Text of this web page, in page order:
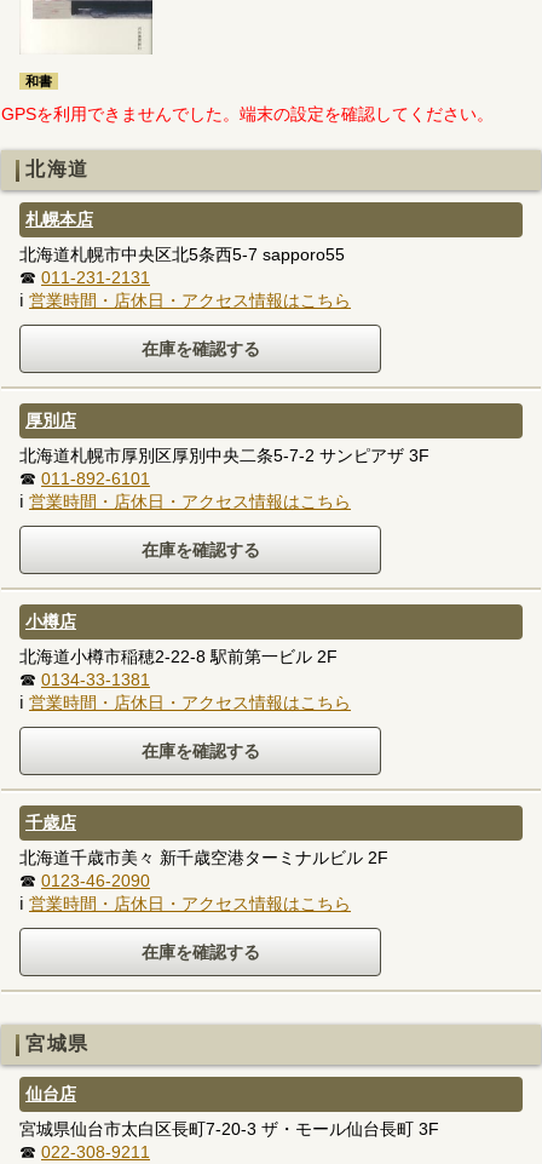
和書
GPSを利用できませんでした。端末の設定を確認してください。
北海道
札幌本店
北海道札幌市中央区北5条西5-7 sapporo55
☎ 011-231-2131
ℹ 営業時間・店休日・アクセス情報はこちら
厚別店
北海道札幌市厚別区厚別中央二条5-7-2 サンピアザ 3F
☎ 011-892-6101
ℹ 営業時間・店休日・アクセス情報はこちら
小樽店
北海道小樽市稲穂2-22-8 駅前第一ビル 2F
☎ 0134-33-1381
ℹ 営業時間・店休日・アクセス情報はこちら
千歳店
北海道千歳市美々 新千歳空港ターミナルビル 2F
☎ 0123-46-2090
ℹ 営業時間・店休日・アクセス情報はこちら
宮城県
仙台店
宮城県仙台市太白区長町7-20-3 ザ・モール仙台長町 3F
☎ 022-308-9211